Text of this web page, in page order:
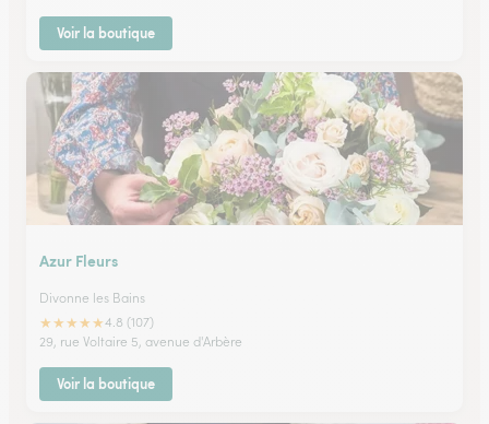
Voir la boutique
Azur Fleurs
Divonne les Bains
★★★★★4.8 (107)
29, rue Voltaire 5, avenue d'Arbère
Voir la boutique